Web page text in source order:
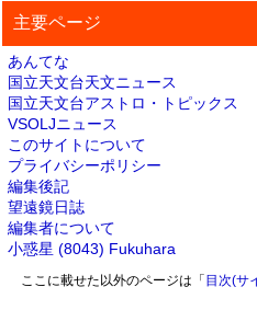
主要ページ
あんてな
国立天文台天文ニュース
国立天文台アストロ・トピックス
VSOLJニュース
このサイトについて
プライバシーポリシー
編集後記
望遠鏡日誌
編集者について
小惑星 (8043) Fukuhara
ここに載せた以外のページは「 目次(サ